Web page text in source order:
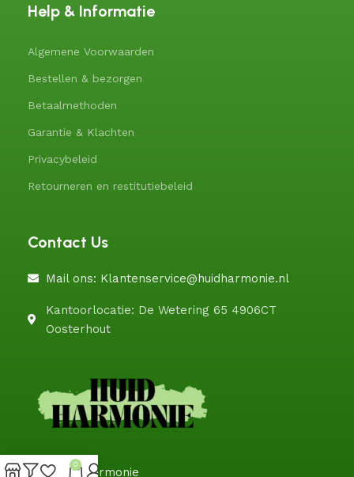
Help & Informatie
Algemene Voorwaarden
Bestellen & bezorgen
Betaalmethoden
Garantie & Klachten
Privacybeleid
Retourneren en restitutiebeleid
Contact Us
Mail ons: Klantenservice@huidharmonie.nl
Kantoorlocatie: De Wetering 65 4906CT
Oosterhout
@HuidHarmonie
0